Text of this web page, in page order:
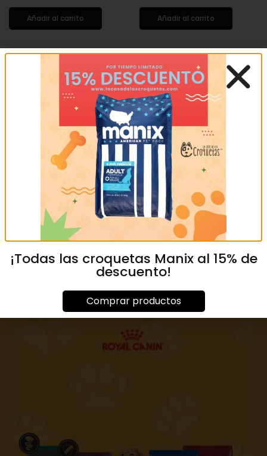
Añadir al carrito Añadir al carrito
AUSTRALIAN MOSS
STARTER GLASS 12 KG
MXN1,350.00
XOLO ADULTO
99.00 –
MXN
1,299.00
Seleccionar opciones
¡Todas las croquetas Manix al 15% de
descuento!
Comprar productos